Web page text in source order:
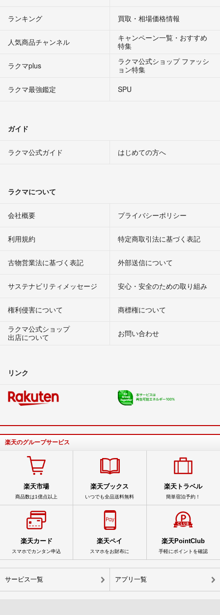
ランキング 買取・相場価格情報
人気商品チャンネル
キャンペーン一覧・おすすめ
特集
ラクマplus
ラクマ公式ショップ ファッシ
ョン特集
ラクマ最強鑑定
SPU
ガイド
ラクマ公式ガイド はじめての方へ
ラクマについて
会社概要 プライバシーポリシー
利用規約 特定商取引法に基づく表記
古物営業法に基づく表記 外部送信について
サステナビリティメッセージ 安心・安全のための取り組み
権利侵害について
商標権について
ラクマ公式ショップ
出店について
お問い合わせ
リンク
楽天のグループサービス
楽天市場
商品数は1億点以上
楽天ブックス
いつでも全品送料無料
楽天トラベル
簡単宿泊予約！
楽天カード
スマホでカンタン申込
楽天ペイ
スマホをお財布に
楽天PointClub
手軽にポイントを確認
サービス一覧 アプリ一覧